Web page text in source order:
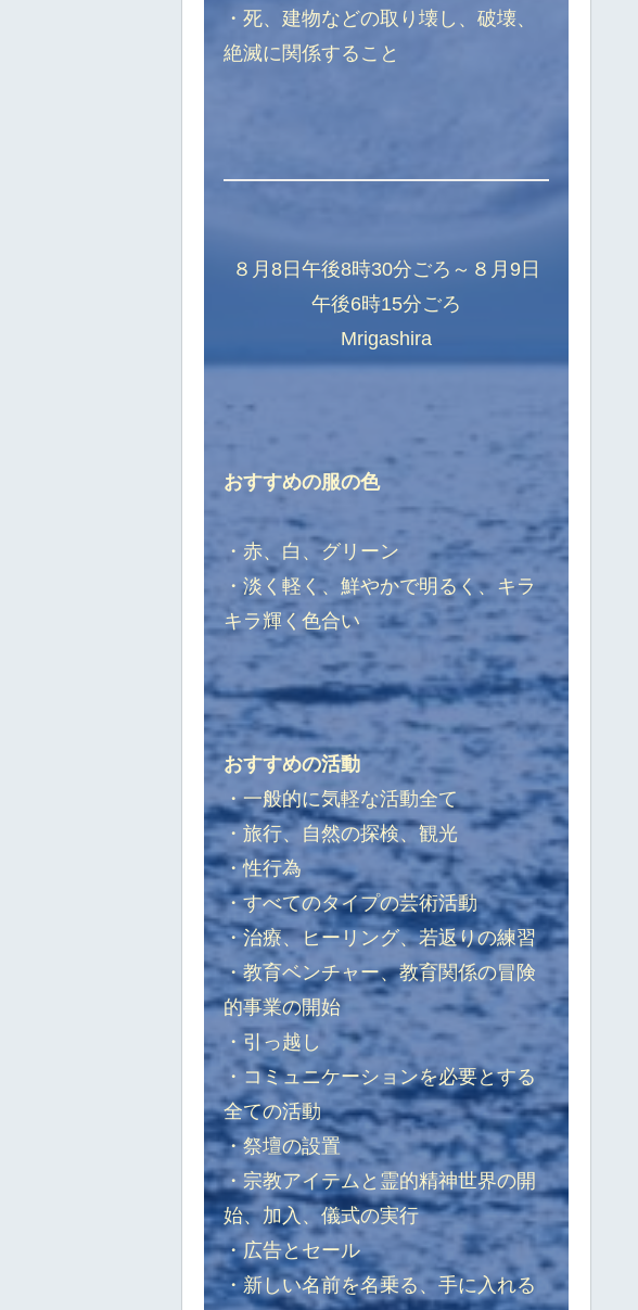
・死、建物などの取り壊し、破壊、
絶滅に関係すること
８月8日午後8時30分ごろ～８月9日
午後6時15分ごろ
Mrigashira
おすすめの服の色
・赤、白、グリーン
・淡く軽く、鮮やかで明るく、キラ
キラ輝く色合い
おすすめの活動
・一般的に気軽な活動全て
・旅行、自然の探検、観光
・性行為
・すべてのタイプの芸術活動
・治療、ヒーリング、若返りの練習
・教育ベンチャー、教育関係の冒険
的事業の開始
・引っ越し
・コミュニケーションを必要とする
全ての活動
・祭壇の設置
・宗教アイテムと霊的精神世界の開
始、加入、儀式の実行
・広告とセール
・新しい名前を名乗る、手に入れる